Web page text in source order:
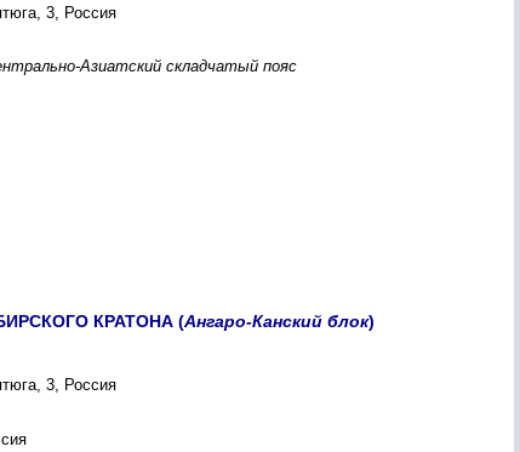
3, Россия
Азиатский складчатый пояс
КРАТОНА (Ангаро-Канский блок)
3, Россия